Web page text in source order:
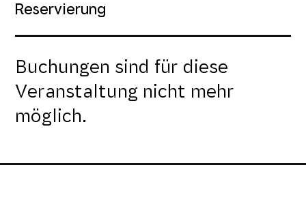
Reservierung
Buchungen sind für diese
Veranstaltung nicht mehr
möglich.